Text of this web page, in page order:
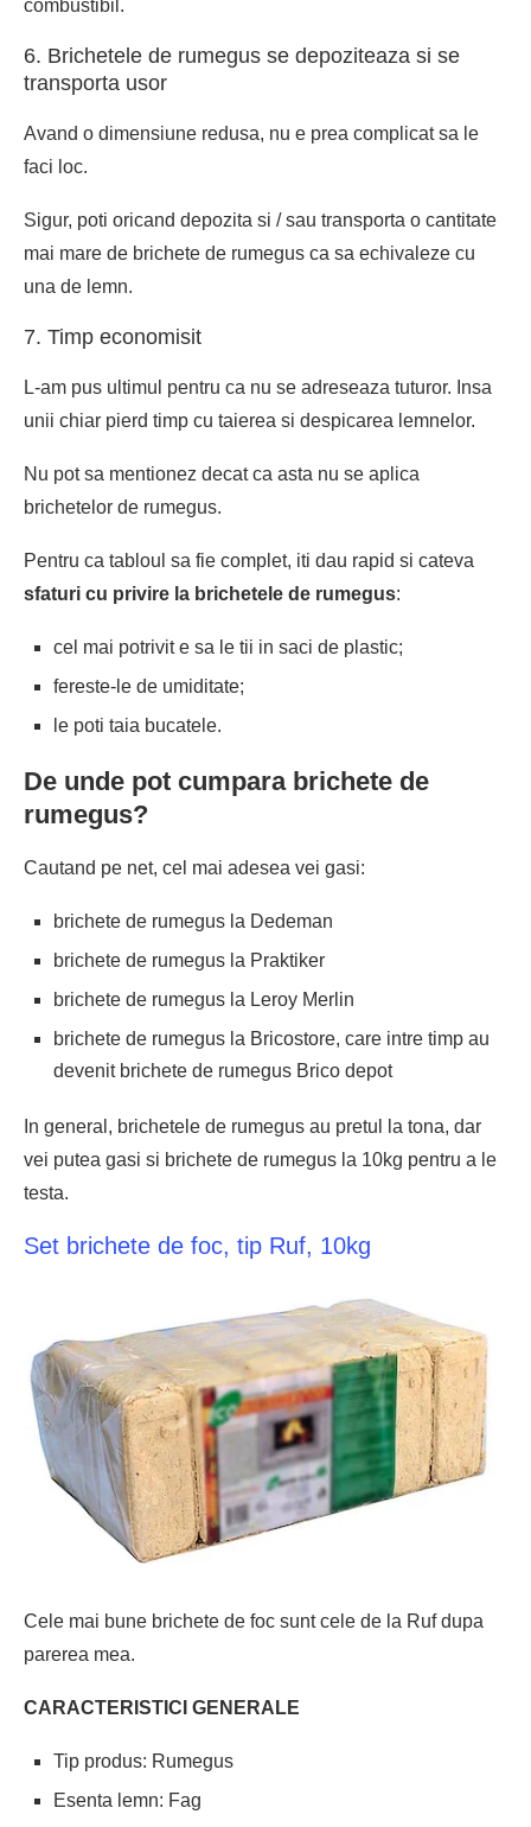
combustibil.
6. Brichetele de rumegus se depoziteaza si se
transporta usor
Avand o dimensiune redusa, nu e prea complicat sa le
faci loc.
Sigur, poti oricand depozita si / sau transporta o cantitate
mai mare de brichete de rumegus ca sa echivaleze cu
una de lemn.
7. Timp economisit
L-am pus ultimul pentru ca nu se adreseaza tuturor. Insa
unii chiar pierd timp cu taierea si despicarea lemnelor.
Nu pot sa mentionez decat ca asta nu se aplica
brichetelor de rumegus.
Pentru ca tabloul sa fie complet, iti dau rapid si cateva
sfaturi cu privire la brichetele de rumegus:
cel mai potrivit e sa le tii in saci de plastic;
fereste-le de umiditate;
le poti taia bucatele.
De unde pot cumpara brichete de
rumegus?
Cautand pe net, cel mai adesea vei gasi:
brichete de rumegus la Dedeman
brichete de rumegus la Praktiker
brichete de rumegus la Leroy Merlin
brichete de rumegus la Bricostore, care intre timp au
devenit brichete de rumegus Brico depot
In general, brichetele de rumegus au pretul la tona, dar
vei putea gasi si brichete de rumegus la 10kg pentru a le
testa.
Set brichete de foc, tip Ruf, 10kg
Cele mai bune brichete de foc sunt cele de la Ruf dupa
parerea mea.
CARACTERISTICI GENERALE
Tip produs: Rumegus
Esenta lemn: Fag